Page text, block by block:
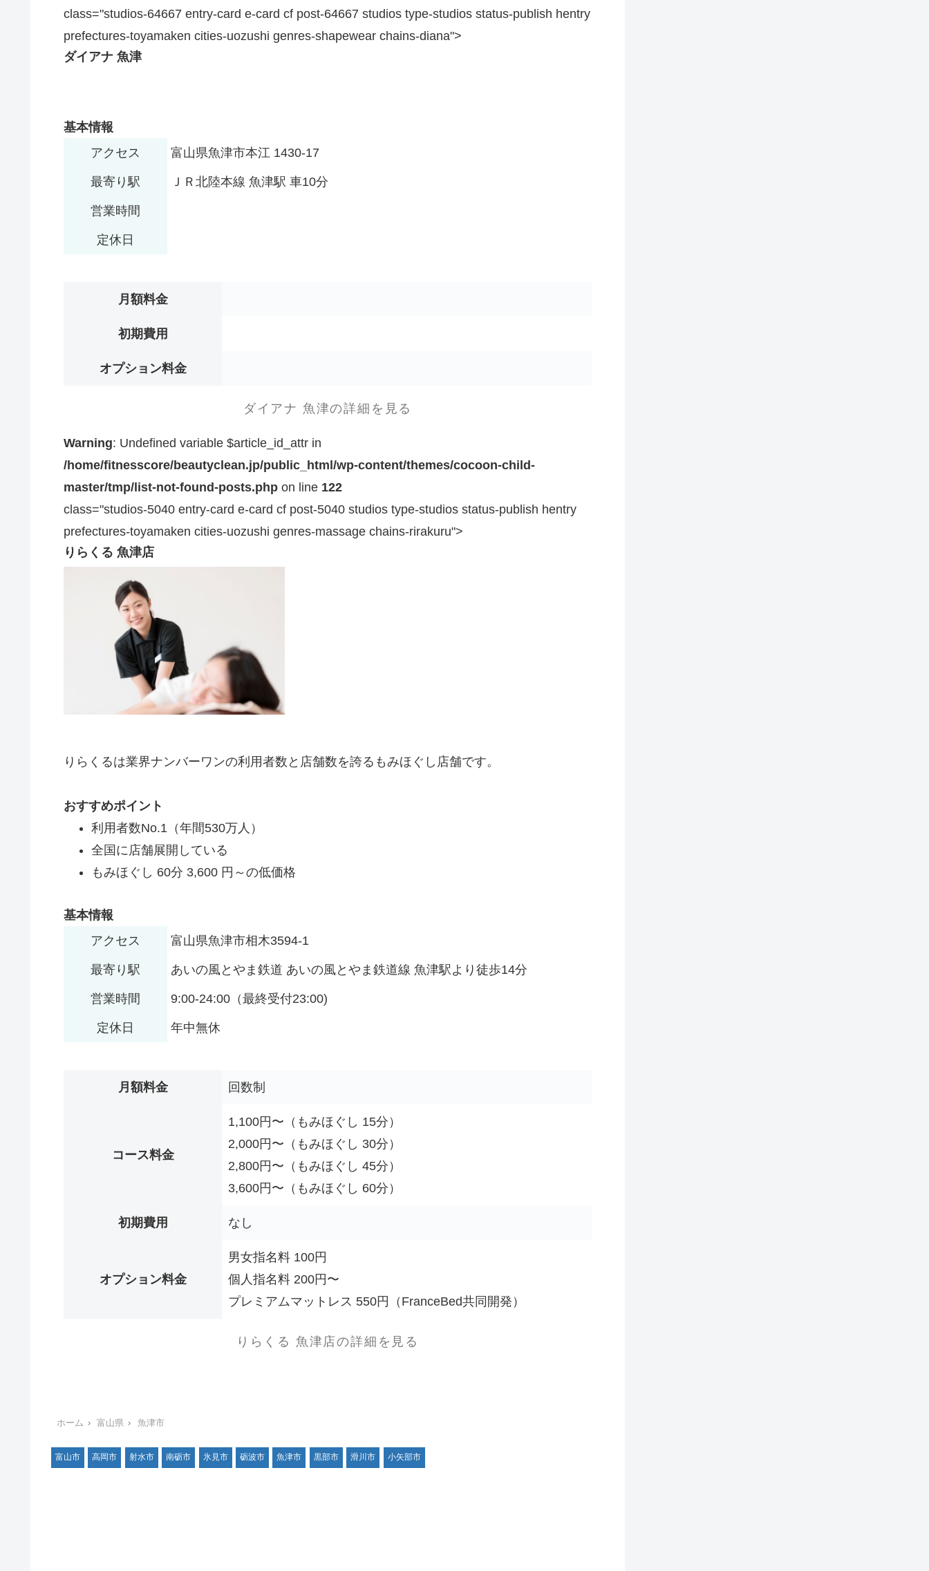
class="studios-64667 entry-card e-card cf post-64667 studios type-studios status-publish hentry
prefectures-toyamaken cities-uozushi genres-shapewear chains-diana">
ダイアナ 魚津
基本情報
アクセス
富山県魚津市本江 1430-17
最寄り駅 ＪＲ北陸本線 魚津駅 車10分
営業時間
定休日
月額料金
初期費用
オプション料金
ダイアナ 魚津の詳細を見る
Warning: Undefined variable $article_id_attr in
/home/fitnesscore/beautyclean.jp/public_html/wp-content/themes/cocoon-child-
master/tmp/list-not-found-posts.php on line 122
class="studios-5040 entry-card e-card cf post-5040 studios type-studios status-publish hentry
prefectures-toyamaken cities-uozushi genres-massage chains-rirakuru">
りらくる 魚津店
りらくるは業界ナンバーワンの利用者数と店舗数を誇るもみほぐし店舗です。
おすすめポイント
利用者数No.1（年間530万人）
全国に店舗展開している
もみほぐし 60分 3,600 円～の低価格
基本情報
アクセス
富山県魚津市相木3594-1
最寄り駅 あいの風とやま鉄道 あいの風とやま鉄道線 魚津駅より徒歩14分
営業時間 9:00-24:00（最終受付23:00)
定休日 年中無休
月額料金 回数制
コース料金
1,100円〜（もみほぐし 15分）
2,000円〜（もみほぐし 30分）
2,800円〜（もみほぐし 45分）
3,600円〜（もみほぐし 60分）
初期費用 なし
オプション料金
男女指名料 100円
個人指名料 200円〜
プレミアムマットレス 550円（FranceBed共同開発）
りらくる 魚津店の詳細を見る
ホーム 富山県 魚津市
富山市 高岡市 射水市 南砺市 氷見市 砺波市 魚津市 黒部市 滑川市 小矢部市